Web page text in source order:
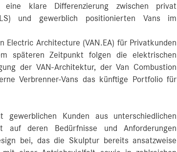
klare Differenzierung zwischen privat
und gewerblich positionierten Vans im
Architecture (VAN.EA) für Privatkunden
späteren Zeitpunkt folgen die elektrischen
der VAN-Architektur, der Van Combustion
Verbrenner-Vans das künftige Portfolio für
Kunden aus unterschiedlichen
auf deren Bedürfnisse und Anforderungen
bei, das die Skulptur bereits ansatzweise